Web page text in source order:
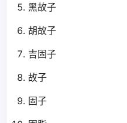
黑故子
胡故子
吉固子
故子
固子